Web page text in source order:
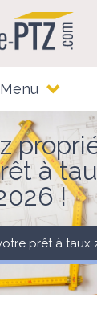
Menu
à
!
prêt à taux